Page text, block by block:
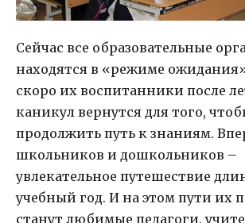
Сейчас все образовательные
находятся в «режиме
скоро их воспитанники после
каникул вернутся для того,
продолжить путь к знаниям.
школьников и дошкольников –
увлекательное путешествие
учебный год. И на этом пути их
станут любимые педагоги,